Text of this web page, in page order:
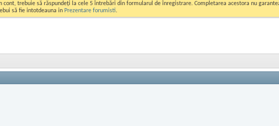
cont, trebuie să răspundeți la cele 5 întrebări din formularul de înregistrare. Completarea acestora nu
să fie intotdeauna in Prezentare forumisti.